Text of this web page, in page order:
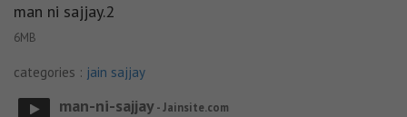
man ni sajjay.2
6MB
categories : jain sajjay
man-ni-sajjay- Jainsite.com